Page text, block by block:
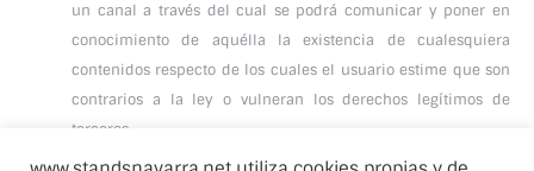
un canal a través del cual se podrá comunicar y poner en
conocimiento de aquélla la existencia de cualesquiera
contenidos respecto de los cuales el usuario estime que son
contrarios a la ley o vulneran los derechos legítimos de
terceros.